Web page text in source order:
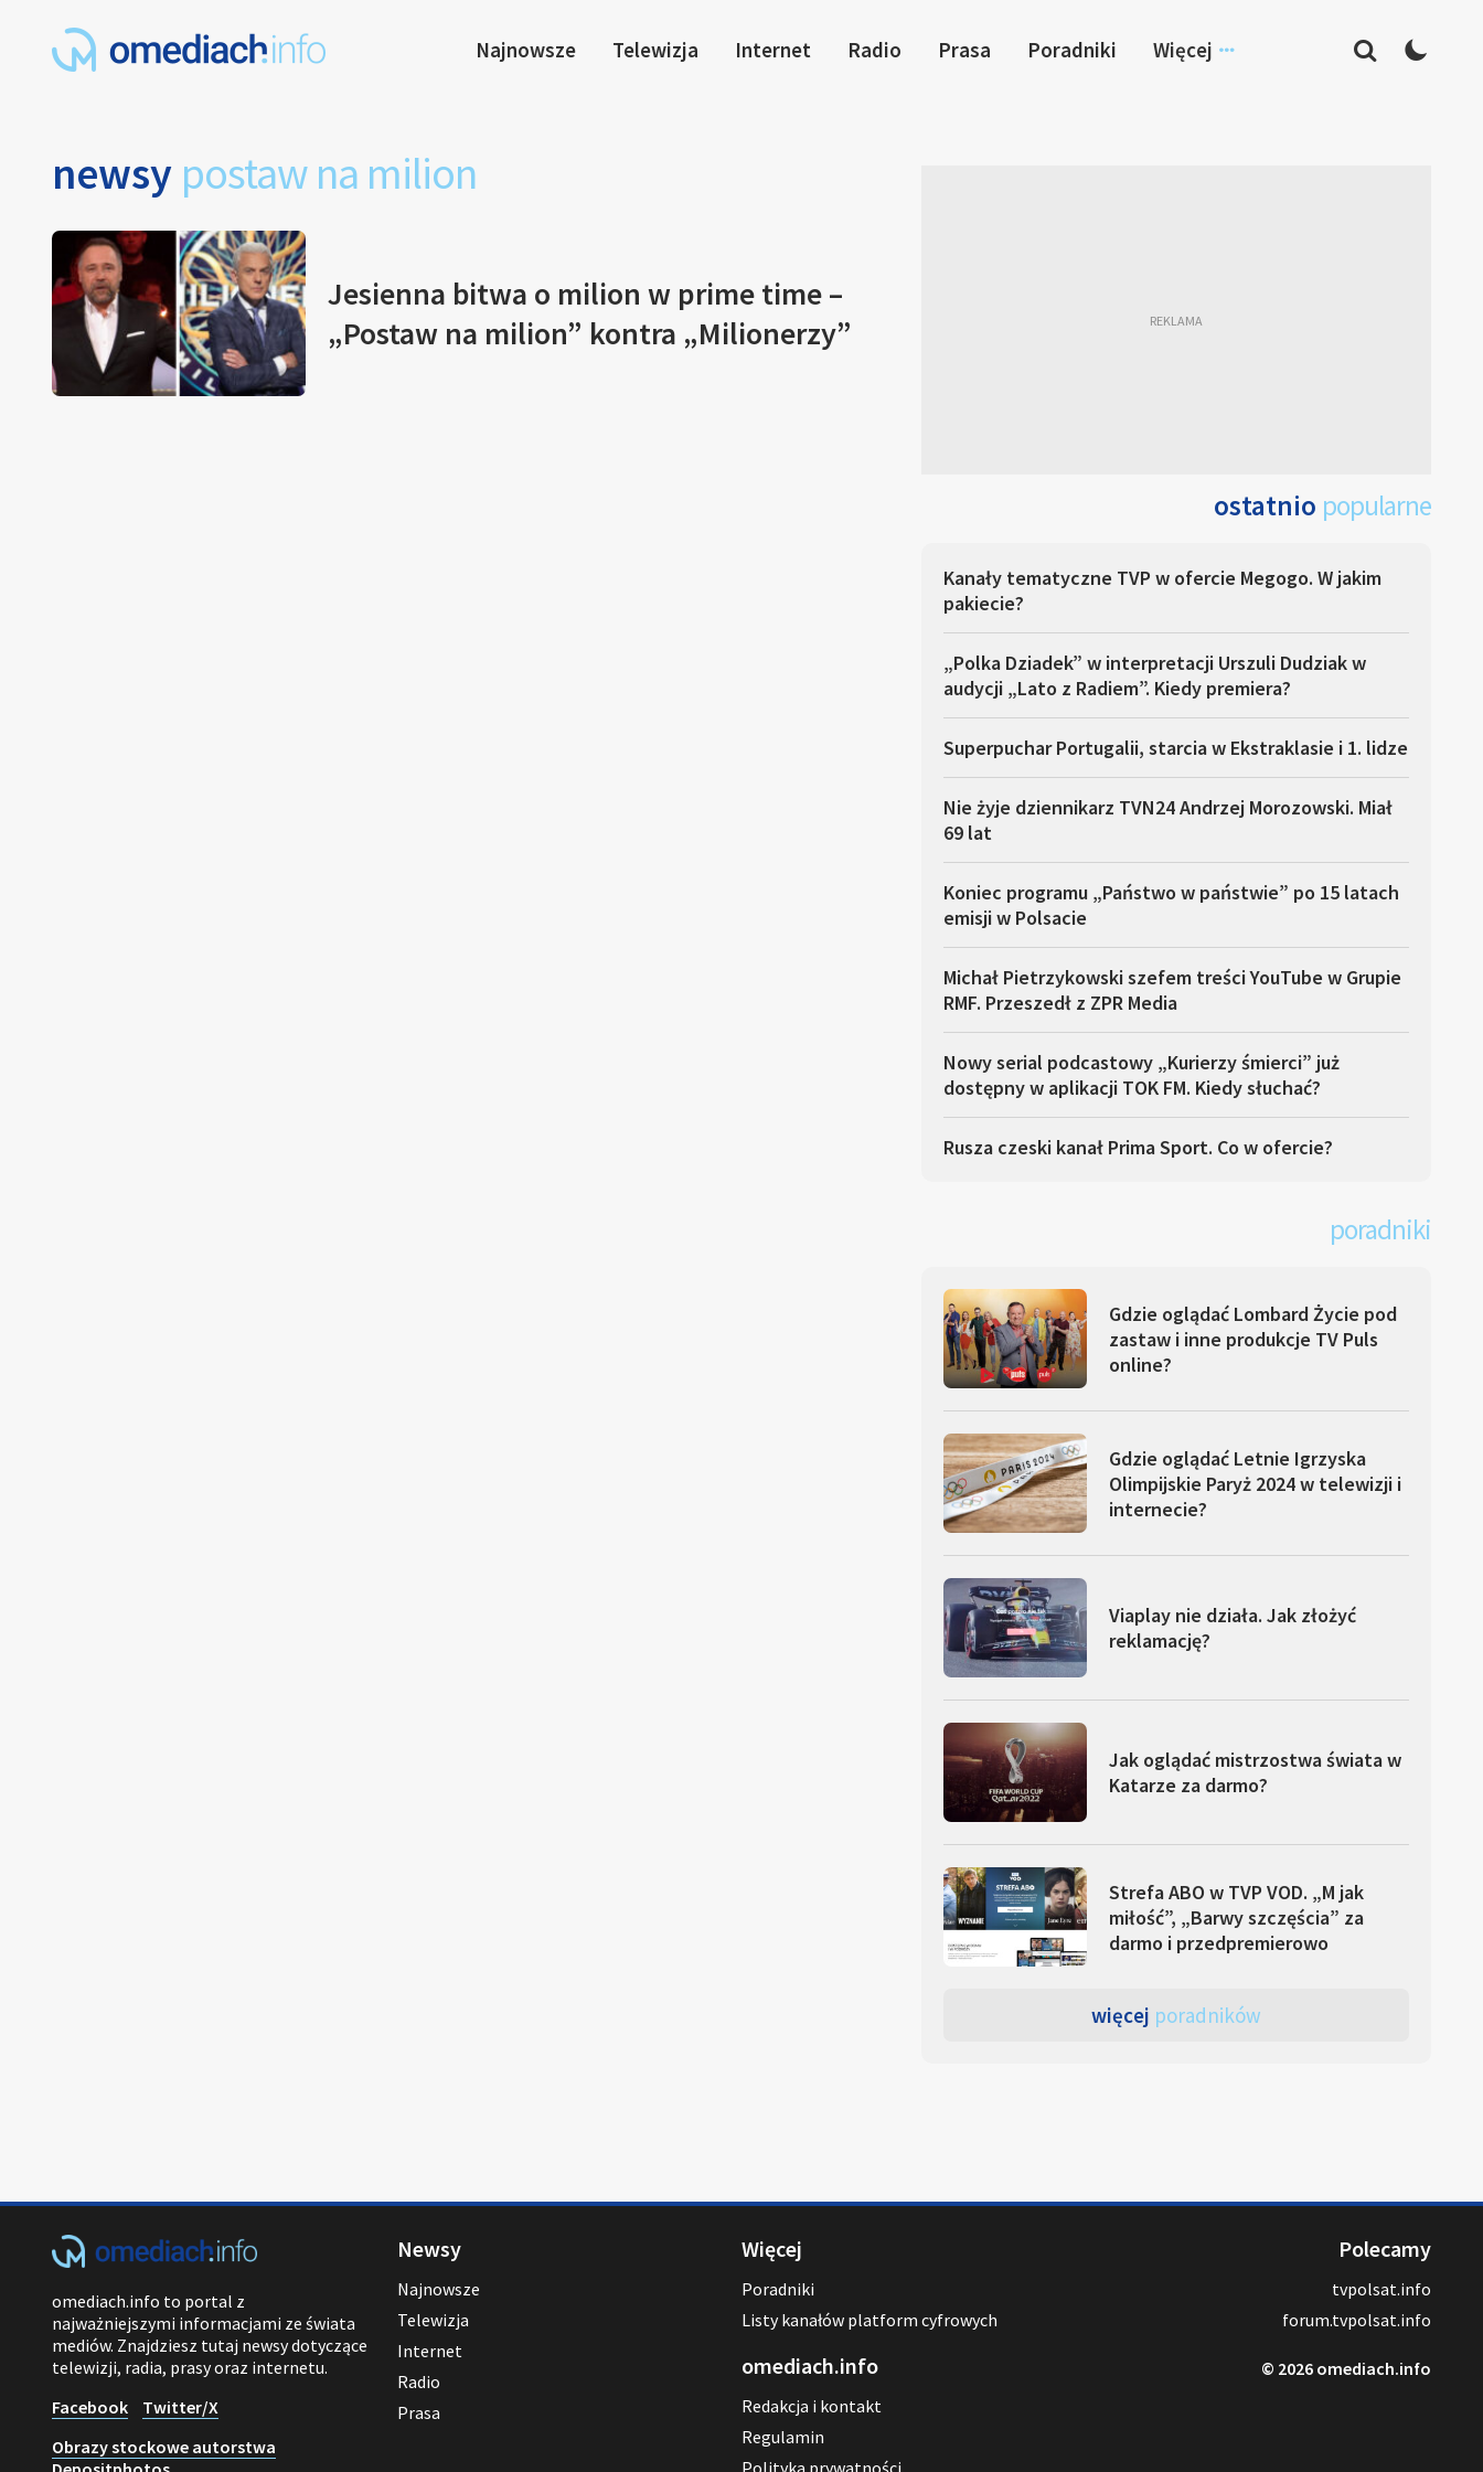
Najnowsze Telewizja Internet Radio Prasa Poradniki Więcej
newsy postaw na milion
Jesienna bitwa o milion w prime time –
„Postaw na milion” kontra „Milionerzy”
ostatnio popularne
Kanały tematyczne TVP w ofercie Megogo. W jakim
pakiecie?
„Polka Dziadek” w interpretacji Urszuli Dudziak w
audycji „Lato z Radiem”. Kiedy premiera?
Superpuchar Portugalii, starcia w Ekstraklasie i 1. lidze
Nie żyje dziennikarz TVN24 Andrzej Morozowski. Miał
69 lat
Koniec programu „Państwo w państwie” po 15 latach
emisji w Polsacie
Michał Pietrzykowski szefem treści YouTube w Grupie
RMF. Przeszedł z ZPR Media
Nowy serial podcastowy „Kurierzy śmierci” już
dostępny w aplikacji TOK FM. Kiedy słuchać?
Rusza czeski kanał Prima Sport. Co w ofercie?
poradniki
Gdzie oglądać Lombard Życie pod
zastaw i inne produkcje TV Puls
online?
Gdzie oglądać Letnie Igrzyska
Olimpijskie Paryż 2024 w telewizji i
internecie?
Viaplay nie działa. Jak złożyć
reklamację?
Jak oglądać mistrzostwa świata w
Katarze za darmo?
Strefa ABO w TVP VOD. „M jak
miłość”, „Barwy szczęścia” za
darmo i przedpremierowo
więcej poradników
omediach.info to portal z
najważniejszymi informacjami ze świata
mediów. Znajdziesz tutaj newsy dotyczące
telewizji, radia, prasy oraz internetu.
Facebook
Twitter/X
Obrazy stockowe autorstwa
Newsy
Najnowsze
Telewizja
Internet
Radio
Prasa
Więcej
Poradniki
Listy kanałów platform cyfrowych
omediach.info
Redakcja i kontakt
Regulamin
Polityka prywatności
Polecamy
tvpolsat.info
forum.tvpolsat.info
© 2026 omediach.info